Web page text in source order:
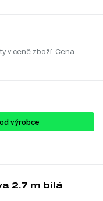
v ceně zboží. Cena
výrobce
2.7 m bílá